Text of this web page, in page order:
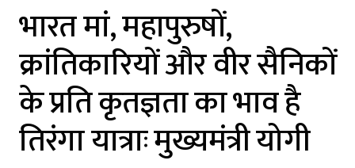
भारत मां, महापुरुषों,
क्रांतिकारियों और वीर सैनिकों
के प्रति कृतज्ञता का भाव है
तिरंगा यात्राः मुख्यमंत्री योगी